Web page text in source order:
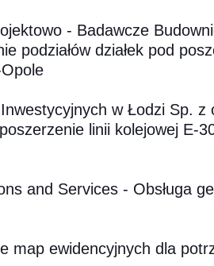
- Badawcze
podziałów działek pod
w Łodzi Sp. z
linii kolejowej E-
and Services - Obsługa
map ewidencyjnych dla